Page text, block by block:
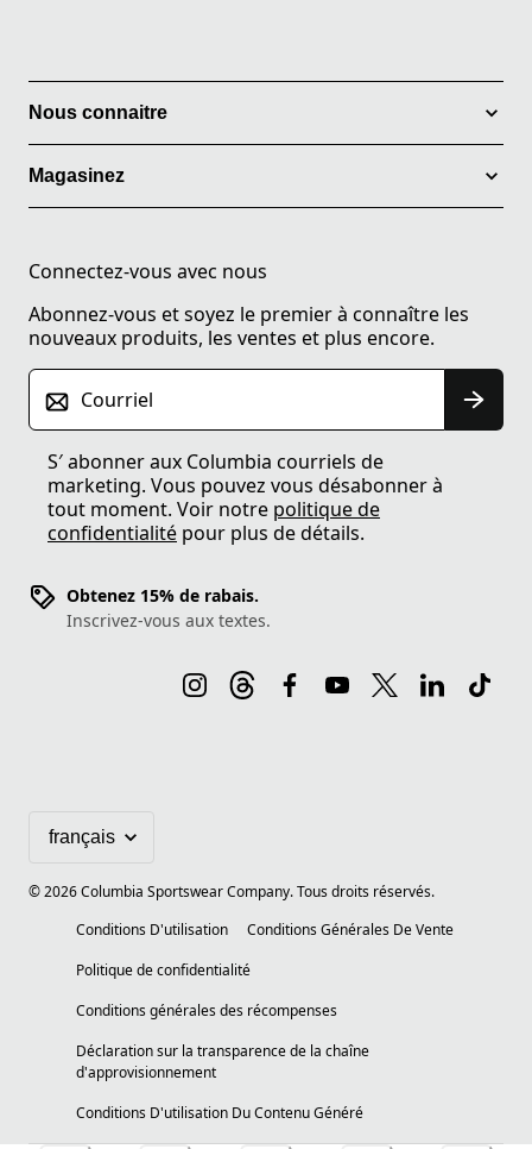
Nous connaitre
Magasinez
Connectez-vous avec nous
Abonnez-vous et soyez le premier à connaître les
nouveaux produits, les ventes et plus encore.
Courriel
S′ abonner aux Columbia courriels de
marketing. Vous pouvez vous désabonner à
tout moment. Voir notre politique de
confidentialité pour plus de détails.
Obtenez 15% de rabais.
Inscrivez-vous aux textes.
©2026Columbia Sportswear Company. Tous droits réservés.
Conditions D'utilisation
Conditions Générales De Vente
Politique de confidentialité
Conditions générales des récompenses
Déclaration sur la transparence de la chaîne
d'approvisionnement
Conditions D'utilisation Du Contenu Généré